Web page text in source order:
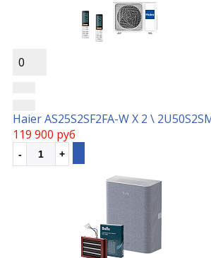
0
Haier AS25S2SF2FA-W Х 2 \
119 900 руб